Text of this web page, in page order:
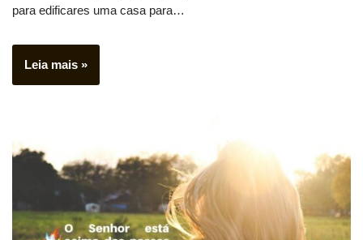
para edificares uma casa para…
Leia mais »